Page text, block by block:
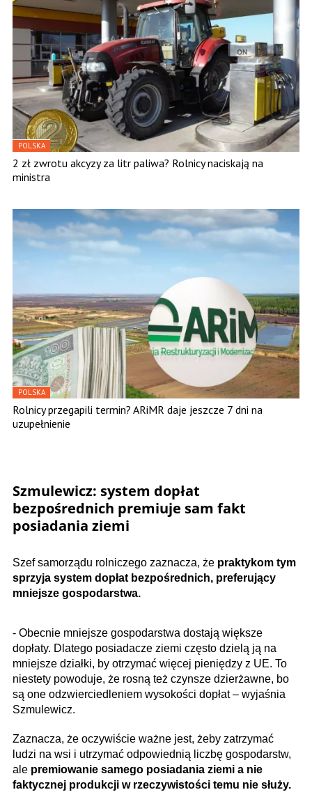
POLSKA
2 zł zwrotu akcyzy za litr paliwa? Rolnicy naciskają na
ministra
POLSKA
Rolnicy przegapili termin? ARiMR daje jeszcze 7 dni na
uzupełnienie
Szmulewicz: system dopłat
bezpośrednich premiuje sam fakt
posiadania ziemi
Szef samorządu rolniczego zaznacza, że praktykom tym
sprzyja system dopłat bezpośrednich, preferujący
mniejsze gospodarstwa.
- Obecnie mniejsze gospodarstwa dostają większe
dopłaty. Dlatego posiadacze ziemi często dzielą ją na
mniejsze działki, by otrzymać więcej pieniędzy z UE. To
niestety powoduje, że rosną też czynsze dzierżawne, bo
są one odzwierciedleniem wysokości dopłat – wyjaśnia
Szmulewicz.
Zaznacza, że oczywiście ważne jest, żeby zatrzymać
ludzi na wsi i utrzymać odpowiednią liczbę gospodarstw,
ale premiowanie samego posiadania ziemi a nie
faktycznej produkcji w rzeczywistości temu nie służy.